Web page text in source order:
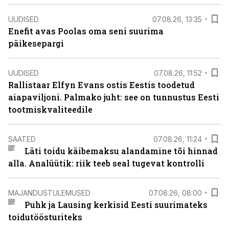
UUDISED 07.08.26, 13:35
Enefit avas Poolas oma seni suurima
päikesepargi
UUDISED 07.08.26, 11:52
Rallistaar Elfyn Evans ostis Eestis toodetud
aiapaviljoni. Palmako juht: see on tunnustus Eesti
tootmiskvaliteedile
SAATED 07.08.26, 11:24
Läti toidu käibemaksu alandamine tõi hinnad
alla. Analüütik: riik teeb seal tugevat kontrolli
MAJANDUSTULEMUSED 07.08.26, 08:00
Puhk ja Lausing kerkisid Eesti suurimateks
toidutöösturiteks